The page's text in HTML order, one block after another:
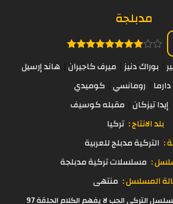
مدبلجة
بوراك دنيز ميرف كاجيران هاند إرسيل
دارما رومانسي كوميدي
إيدا تيزكان مقبله كوسيف
بلد الانتاج : تركيا
: التركية مدبلج للعربية
: مسلسلات تركية مدبلجة
المسلسل : منتهى
مشاهدة وتحميل المسلسل التركي الحب لا يفهم الكلام الحلقة 97